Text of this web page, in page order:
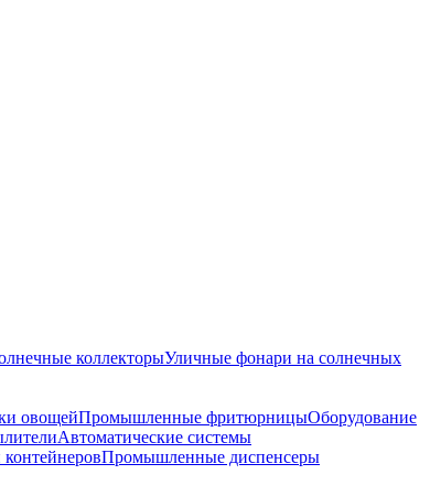
коллекторыУличные фонари на солнечных
овощейПромышленные фритюрницыОборудование
Автоматические системы
Промышленные диспенсеры